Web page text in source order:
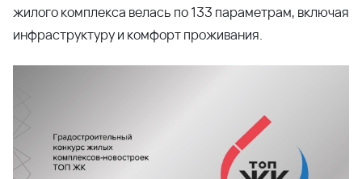
жилого комплекса велась по 133 параметрам, включая
инфраструктуру и комфорт проживания.